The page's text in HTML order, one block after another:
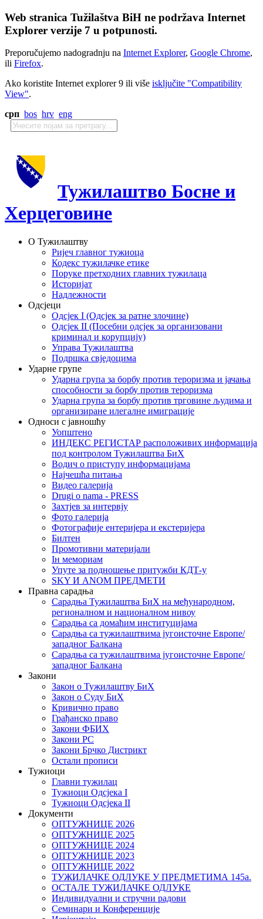
Web stranica Tužilaštva BiH ne podržava Internet
Explorer verzije 7 u potpunosti.
Preporučujemo nadogradnju na Internet Explorer, Google Chrome,
ili Firefox.
Ako koristite Internet explorer 9 ili više isključite "Compatibility
View".
срп bos hrv eng
Тужилаштво Босне и
Херцеговине
О Тужилаштву
Ријеч главног тужиоца
Кодекс тужилачке етике
Поруке претходних главних тужилаца
Историјат
Надлежности
Одсјеци
Одсјек I (Одсјек за ратне злочине)
Одсјек II (Посебни одсјек за организовани
криминал и корупцију)
Управа Тужилаштва
Подршка свједоцима
Ударне групе
Ударна група за борбу против тероризма и јачања
способности за борбу против тероризма
Ударна група за борбу против трговине људима и
организиране илегалне имиграције
Односи с јавношћу
Уопштено
ИНДЕКС РЕГИСТАР расположивих информација
под контролом Тужилаштва БиХ
Водич о приступу информацијама
Најчешћа питања
Видео галерија
Drugi o nama - PRESS
Захтјев за интервју
Фото галерија
Фотографије ентеријера и екстеријера
Билтен
Промотивни материјали
Iн мемориам
Упуте за подношење притужби КДТ-у
SKY И ANOM ПРЕДМЕТИ
Правна сарадња
Сарадња Тужилаштва БиХ на међународном,
регионалном и националном нивоу
Сарадња са домаћим институцијама
Сарадња са тужилаштвима југоисточне Европе/
западног Балкана
Сарадња са тужилаштвима југоисточне Европе/
западног Балкана
Закони
Закон о Тужилаштву БиХ
Закон о Суду БиХ
Кривично право
Грађанско право
Закони ФБИХ
Закони РС
Закони Брчко Дистрикт
Остали прописи
Тужиоци
Главни тужилац
Тужиоци Oдсјекa I
Тужиоци Oдсјекa II
Документи
ОПТУЖНИЦЕ 2026
ОПТУЖНИЦЕ 2025
ОПТУЖНИЦЕ 2024
ОПТУЖНИЦЕ 2023
ОПТУЖНИЦЕ 2022
ТУЖИЛАЧКЕ ОДЛУКЕ У ПРЕДМЕТИМА 145а.
ОСТАЛЕ ТУЖИЛАЧКЕ ОДЛУКЕ
Индивидуални и стручни радови
Семинари и Конференције